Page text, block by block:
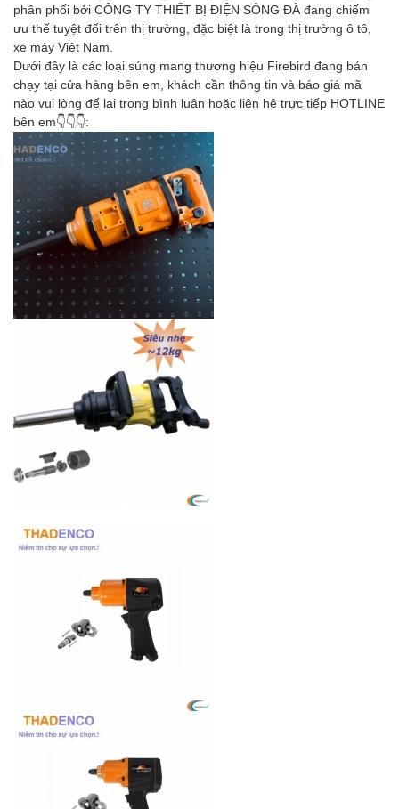
phân phối bởi CÔNG TY THIẾT BỊ ĐIỆN SÔNG ĐÀ đang chiếm
ưu thế tuyệt đối trên thị trường, đặc biệt là trong thị trường ô tô,
xe máy Việt Nam.
Dưới đây là các loại súng mang thương hiệu Firebird đang bán
chạy tại cửa hàng bên em, khách cần thông tin và báo giá mã
nào vui lòng để lại trong bình luận hoặc liên hệ trực tiếp HOTLINE
bên em👇👇👇: